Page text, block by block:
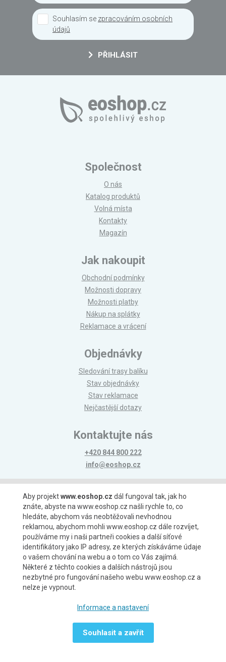
Souhlasím se zpracováním osobních
údajů
PŘIHLÁSIT
Společnost
O nás
Katalog produktů
Volná místa
Kontakty
Magazín
Jak nakoupit
Obchodní podmínky
Možnosti dopravy
Možnosti platby
Nákup na splátky
Reklamace a vrácení
Objednávky
Sledování trasy balíku
Stav objednávky
Stav reklamace
Nejčastější dotazy
Kontaktujte nás
+420 844 800 222
info@eoshop.cz
Možnosti platby
Možnosti dopravy
Aby projektwww.eoshop.cz dál fungoval tak, jak ho
znáte, abyste na www.eoshop.cz našli rychle to, co
hledáte, abychom vás neobtěžovali nevhodnou
reklamou, abychom mohli www.eoshop.cz dále rozvíjet,
používáme my i naši partneři cookies a další síťové
identifikátory jako IP adresy, ze kterých získáváme údaje
o vašem chování na webu a o tom co Vás zajímá.
Některé z těchto cookies a dalších nástrojů jsou
nezbytné pro fungování našeho webu www.eoshop.cz a
nelze je vypnout.
Informace a nastavení
Souhlasit a zavřít